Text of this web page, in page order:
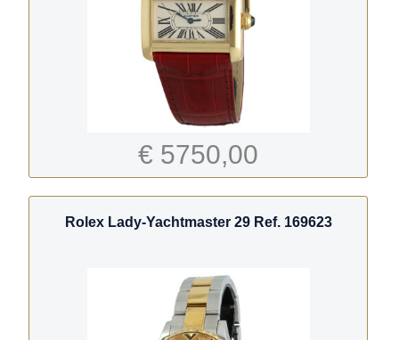
€ 5750,00
Rolex Lady-Yachtmaster 29 Ref. 169623